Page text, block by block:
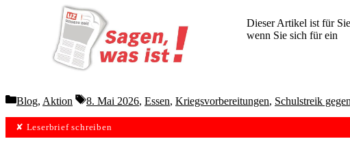
Dieser Artikel ist für
wenn Sie sich für ein
Categories
Blog, Aktion Tags
8. Mai 2026, Essen, Kriegsvorbereitungen, Schulstreik
✘ Leserbrief schreiben